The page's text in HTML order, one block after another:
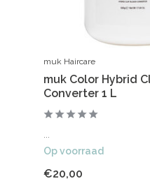
muk Haircare
muk Color Hybrid
Converter 1 L
Op voorraad
€20,00